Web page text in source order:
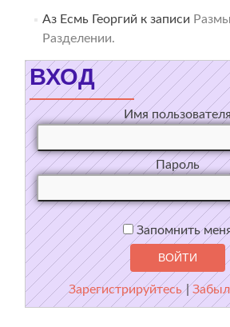
Аз Есмь Георгий к записи
Разделении.
ВХОД
Имя
Пароль
Запомнить
Зарегистрируйтесь |